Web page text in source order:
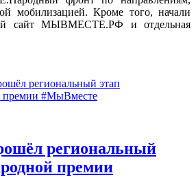
мобилизацией. Кроме того, начали
сайт МЫВМЕСТЕ.РФ и отдельная
региональный
премии